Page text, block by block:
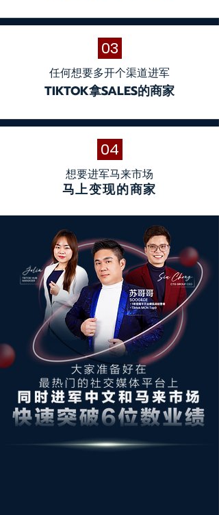
03
任何想要多开个渠道进军
TIKTOK拿SALES的商家
04
想要进军马来市场
马上变现的商家